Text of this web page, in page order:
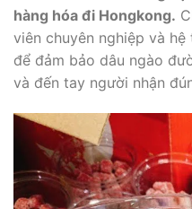
hàng hóa đi Hongkong.
viên chuyên nghiệp và
để đảm bảo dâu ngào
và đến tay người nhận